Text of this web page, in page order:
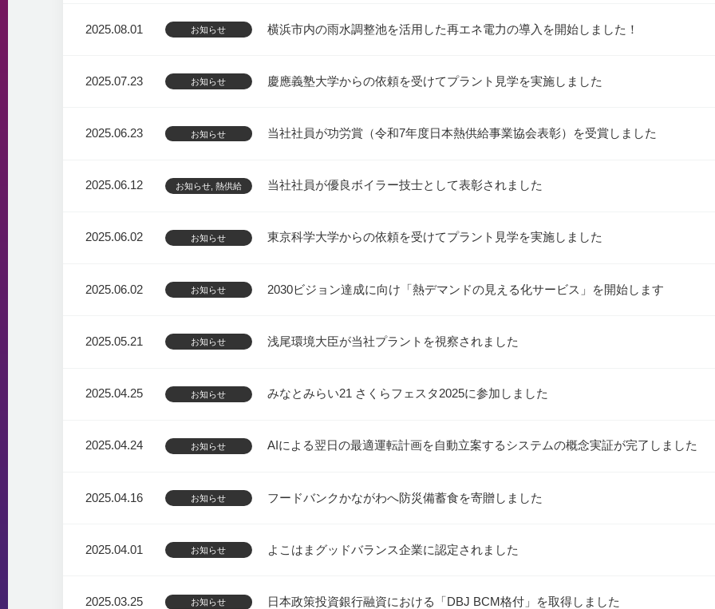
2025.08.01 お知らせ 横浜市内の雨水調整池を活用した再エネ電力の導入を開始しました！
2025.07.23 お知らせ 慶應義塾大学からの依頼を受けてプラント見学を実施しました
2025.06.23 お知らせ 当社社員が功労賞（令和7年度日本熱供給事業協会表彰）を受賞しました
2025.06.12 お知らせ, 熱供給 当社社員が優良ボイラー技士として表彰されました
2025.06.02 お知らせ 東京科学大学からの依頼を受けてプラント見学を実施しました
2025.06.02 お知らせ 2030ビジョン達成に向け「熱デマンドの見える化サービス」を開始します
2025.05.21 お知らせ 浅尾環境大臣が当社プラントを視察されました
2025.04.25 お知らせ みなとみらい21 さくらフェスタ2025に参加しました
2025.04.24 お知らせ AIによる翌日の最適運転計画を自動立案するシステムの概念実証が完了しました
2025.04.16 お知らせ フードバンクかながわへ防災備蓄食を寄贈しました
2025.04.01 お知らせ よこはまグッドバランス企業に認定されました
2025.03.25 お知らせ 日本政策投資銀行融資における「DBJ BCM格付」を取得しました